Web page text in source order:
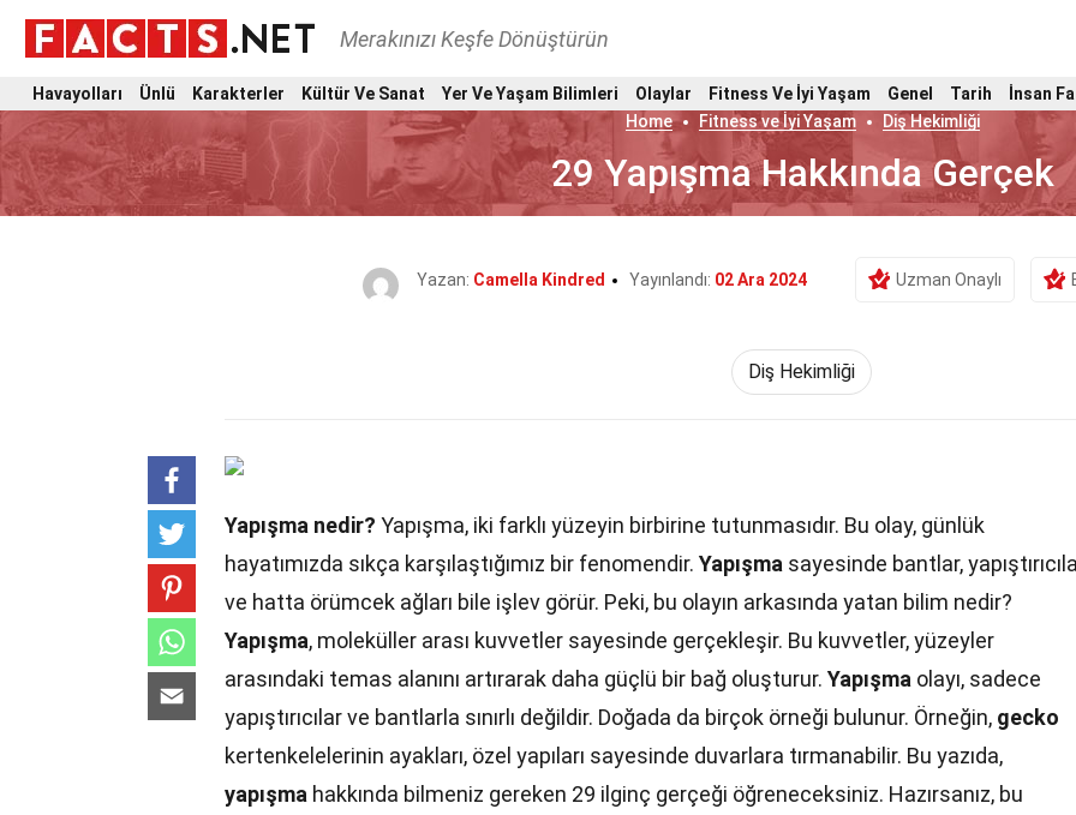
Merakınızı Keşfe Dönüştürün
Havayolları Ünlü Karakterler Kültür Ve Sanat Yer Ve Yaşam Bilimleri Olaylar Fitness Ve İyi Yaşam Genel Tarih
İnsan
Home
Fitness ve İyi Yaşam Diş Hekimliği
29 Yapışma Hakkında Gerçek
Yazan: Camella Kindred Yayınlandı: 02 Ara 2024 Uzman Onaylı
Diş Hekimliği
Yapışma nedir? Yapışma, iki farklı yüzeyin birbirine tutunmasıdır. Bu olay, günlük
hayatımızda sıkça karşılaştığımız bir fenomendir. Yapışma sayesinde bantlar,
ve hatta örümcek ağları bile işlev görür. Peki, bu olayın arkasında yatan bilim nedir?
Yapışma, moleküller arası kuvvetler sayesinde gerçekleşir. Bu kuvvetler, yüzeyler
arasındaki temas alanını artırarak daha güçlü bir bağ oluşturur. Yapışma olayı, sadece
yapıştırıcılar ve bantlarla sınırlı değildir. Doğada da birçok örneği bulunur. Örneğin, gecko
kertenkelelerinin ayakları, özel yapıları sayesinde duvarlara tırmanabilir. Bu yazıda,
yapışma hakkında bilmeniz gereken 29 ilginç gerçeği öğreneceksiniz. Hazırsanız, bu